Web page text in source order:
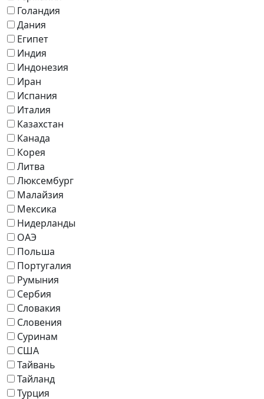
Голандия
Дания
Египет
Индия
Индонезия
Иран
Испания
Италия
Казахстан
Канада
Корея
Литва
Люксембург
Малайзия
Мексика
Нидерланды
ОАЭ
Польша
Португалия
Румыния
Сербия
Словакия
Словения
Суринам
США
Тайвань
Тайланд
Турция